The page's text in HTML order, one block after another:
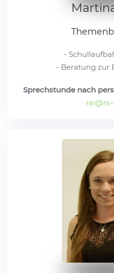
-
- Beratung zur
Sprechstunde nach